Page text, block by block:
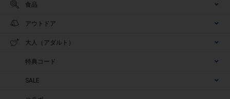
食品
アウトドア
大人（アダルト）
特典コード
SALE